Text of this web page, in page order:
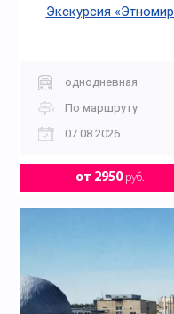
Экскурсия
однодневная
По маршруту
07.08.2026
от 2950руб.